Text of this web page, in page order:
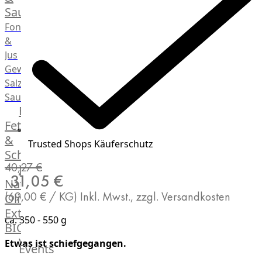
Saucen
Fonds
&
Jus
Gewürze
Salz
Saucen
Butter,
Fett
&
Schmalz
ItalianBar
Natives
Olivenöl
Extra
BIO
Veggie
Hardware
Events
Trusted Shops Käuferschutz
40,27 €
31,05 €
(69,00 € / KG) Inkl. Mwst., zzgl. Versandkosten
ca. 350 - 550 g
Etwas ist schiefgegangen.